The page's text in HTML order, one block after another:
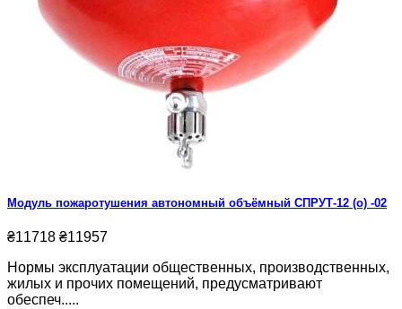
Модуль пожаротушения автономный объёмный СПРУТ-12 (о) -02
₴11718 ₴11957
Нормы эксплуатации общественных, производственных,
жилых и прочих помещений, предусматривают
обеспеч.....